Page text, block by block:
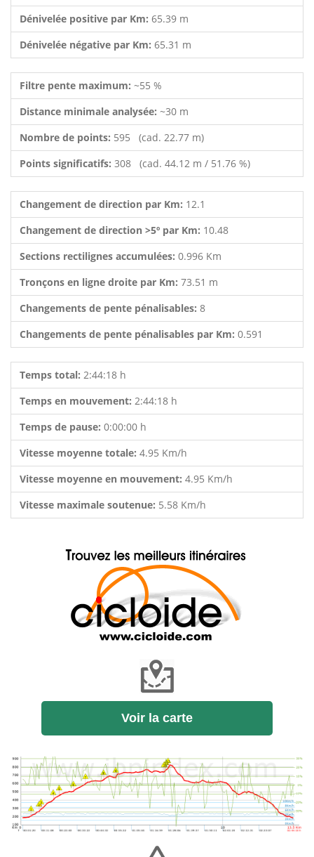
Dénivelée positive par Km: 65.39 m
Dénivelée négative par Km: 65.31 m
Filtre pente maximum: ~55 %
Distance minimale analysée: ~30 m
Nombre de points: 595 (cad. 22.77 m)
Points significatifs: 308 (cad. 44.12 m / 51.76 %)
Changement de direction par Km: 12.1
Changement de direction >5º par Km: 10.48
Sections rectilignes accumulées: 0.996 Km
Tronçons en ligne droite par Km: 73.51 m
Changements de pente pénalisables: 8
Changements de pente pénalisables par Km: 0.591
Temps total: 2:44:18 h
Temps en mouvement: 2:44:18 h
Temps de pause: 0:00:00 h
Vitesse moyenne totale: 4.95 Km/h
Vitesse moyenne en mouvement: 4.95 Km/h
Vitesse maximale soutenue: 5.58 Km/h
Voir la carte